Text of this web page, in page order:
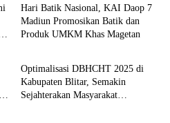
Hari Batik Nasional, KAI Daop 7
Madiun Promosikan Batik dan
Produk UMKM Khas Magetan
Advetorial
Optimalisasi DBHCHT 2025 di
Kabupaten Blitar, Semakin
Sejahterakan Masyarakat
Advetorial